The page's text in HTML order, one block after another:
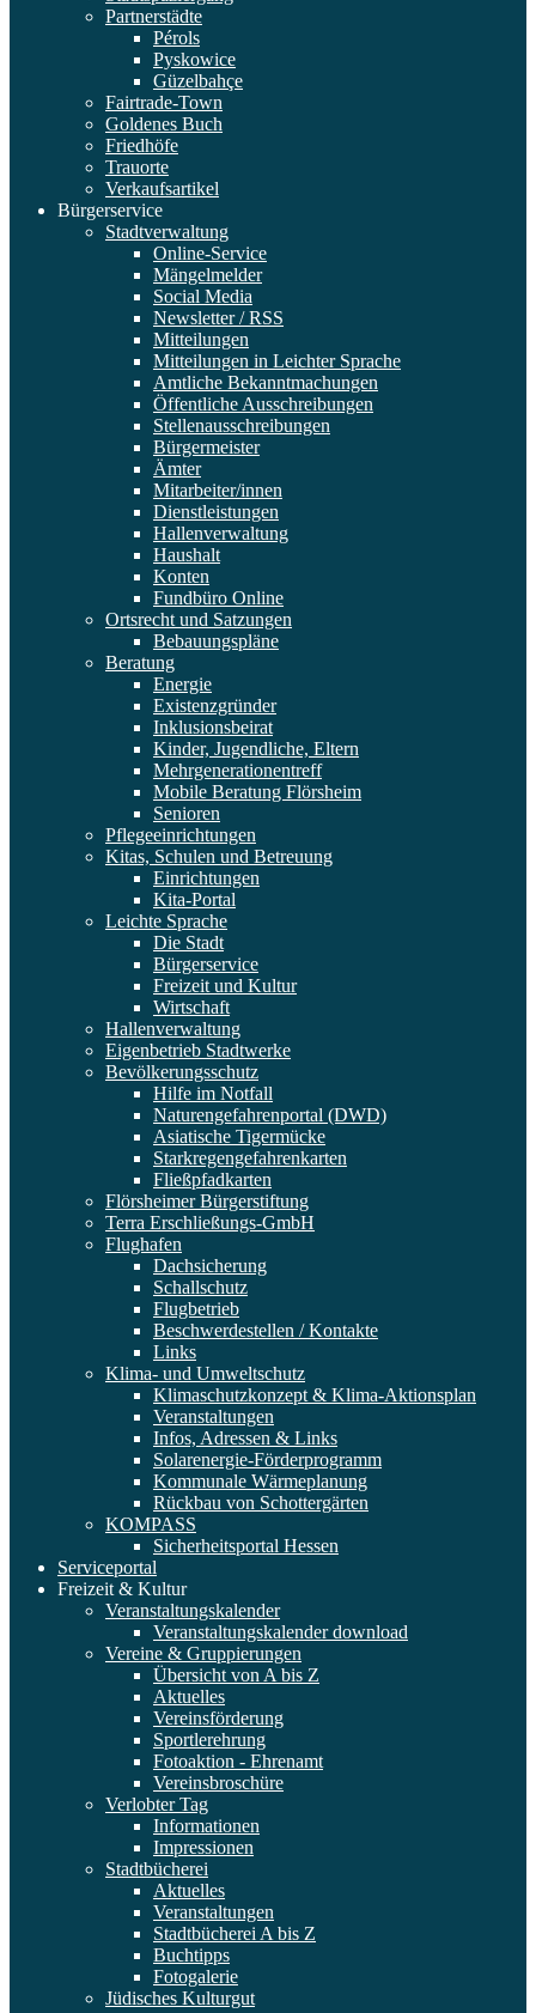
Partnerstädte
Pérols
Pyskowice
Güzelbahçe
Fairtrade-Town
Goldenes Buch
Friedhöfe
Trauorte
Verkaufsartikel
Bürgerservice
Stadtverwaltung
Online-Service
Mängelmelder
Social Media
Newsletter / RSS
Mitteilungen
Mitteilungen in Leichter Sprache
Amtliche Bekanntmachungen
Öffentliche Ausschreibungen
Stellenausschreibungen
Bürgermeister
Ämter
Mitarbeiter/innen
Dienstleistungen
Hallenverwaltung
Haushalt
Konten
Fundbüro Online
Ortsrecht und Satzungen
Bebauungspläne
Beratung
Energie
Existenzgründer
Inklusionsbeirat
Kinder, Jugendliche, Eltern
Mehrgenerationentreff
Mobile Beratung Flörsheim
Senioren
Pflegeeinrichtungen
Kitas, Schulen und Betreuung
Einrichtungen
Kita-Portal
Leichte Sprache
Die Stadt
Bürgerservice
Freizeit und Kultur
Wirtschaft
Hallenverwaltung
Eigenbetrieb Stadtwerke
Bevölkerungsschutz
Hilfe im Notfall
Naturengefahrenportal (DWD)
Asiatische Tigermücke
Starkregengefahrenkarten
Fließpfadkarten
Flörsheimer Bürgerstiftung
Terra Erschließungs-GmbH
Flughafen
Dachsicherung
Schallschutz
Flugbetrieb
Beschwerdestellen / Kontakte
Links
Klima- und Umweltschutz
Klimaschutzkonzept & Klima-Aktionsplan
Veranstaltungen
Infos, Adressen & Links
Solarenergie-Förderprogramm
Kommunale Wärmeplanung
Rückbau von Schottergärten
KOMPASS
Sicherheitsportal Hessen
Serviceportal
Freizeit & Kultur
Veranstaltungskalender
Veranstaltungskalender download
Vereine & Gruppierungen
Übersicht von A bis Z
Aktuelles
Vereinsförderung
Sportlerehrung
Fotoaktion - Ehrenamt
Vereinsbroschüre
Verlobter Tag
Informationen
Impressionen
Stadtbücherei
Aktuelles
Veranstaltungen
Stadtbücherei A bis Z
Buchtipps
Fotogalerie
Jüdisches Kulturgut